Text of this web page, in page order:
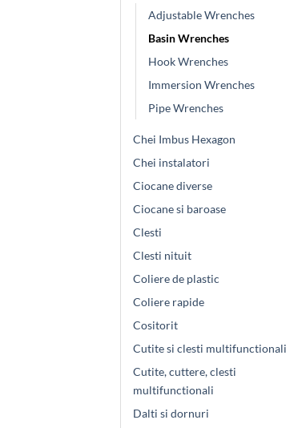
Adjustable Wrenches
Basin Wrenches
Hook Wrenches
Immersion Wrenches
Pipe Wrenches
Chei Imbus Hexagon
Chei instalatori
Ciocane diverse
Ciocane si baroase
Clesti
Clesti nituit
Coliere de plastic
Coliere rapide
Cositorit
Cutite si clesti multifunctionali
Cutite, cuttere, clesti
multifunctionali
Dalti si dornuri